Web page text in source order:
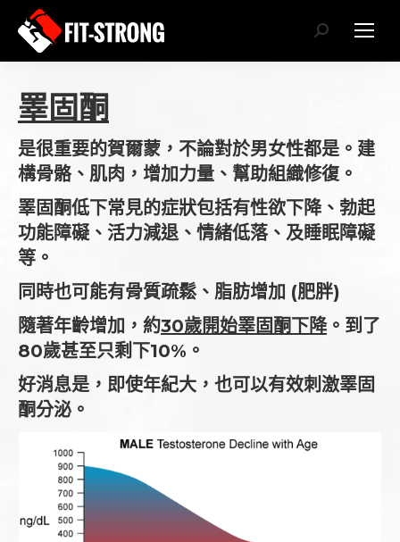
Search:
睪固酮
是很重要的賀爾蒙，不論對於男女性都是。建
構骨骼、肌肉，增加力量、幫助組織修復。
睪固酮低下常見的症狀包括有性欲下降、勃起
功能障礙、活力減退、情緒低落、及睡眠障礙
等。
同時也可能有骨質疏鬆、脂肪增加 (肥胖)
隨著年齡增加，約30歲開始睪固酮下降。到了
80歲甚至只剩下10%。
好消息是，即使年紀大，也可以有效刺激睪固
酮分泌。